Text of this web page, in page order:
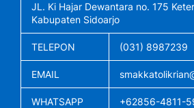
JL. Ki Hajar Dewantara no. 175
Kabupaten Sidoarjo
TELEPON (031) 8987239
EMAIL
WHATSAPP +62856-4811-